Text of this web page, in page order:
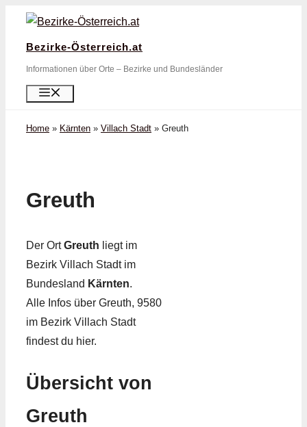
Zum
springen
Bezirke-Österreich.at
Informationen über Orte – Bezirke und Bundesländer
Home » Kärnten » Villach Stadt » Greuth
Greuth
Der OrtGreuth liegt im
Bezirk Villach Stadt im
Bundesland Kärnten.
Alle Infos über Greuth, 9580
im Bezirk Villach Stadt
findest du hier.
Übersicht von
Greuth